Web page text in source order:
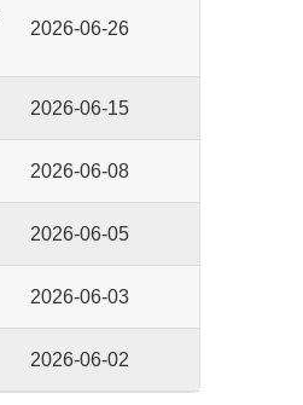
2026-06-26
2026-06-15
2026-06-08
2026-06-05
2026-06-03
2026-06-02